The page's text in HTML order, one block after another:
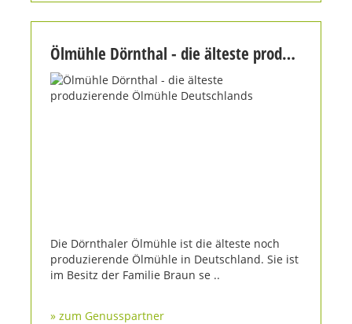
Ölmühle Dörnthal - die älteste produzierende Ölmühle Deutschlands
Die Dörnthaler Ölmühle ist die älteste noch
produzierende Ölmühle in Deutschland. Sie ist
im Besitz der Familie Braun se ..
» zum Genusspartner